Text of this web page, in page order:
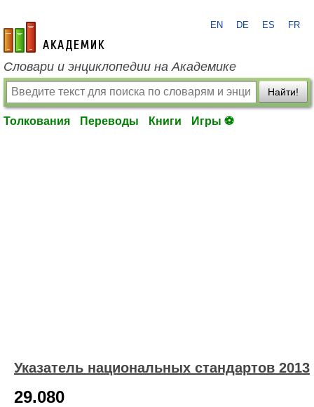
academic.ru
EN DE ES FR
Словари и энциклопедии на Академике
Найти!
Толкования Переводы Книги Игры ⚽
Указатель национальных стандартов 2013
29.080